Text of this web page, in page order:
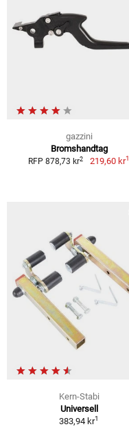
gazzini
Bromshandtag
RFP 878,73 kr2 219,60 kr1
Kern-Stabi
Universell
383,94 kr1